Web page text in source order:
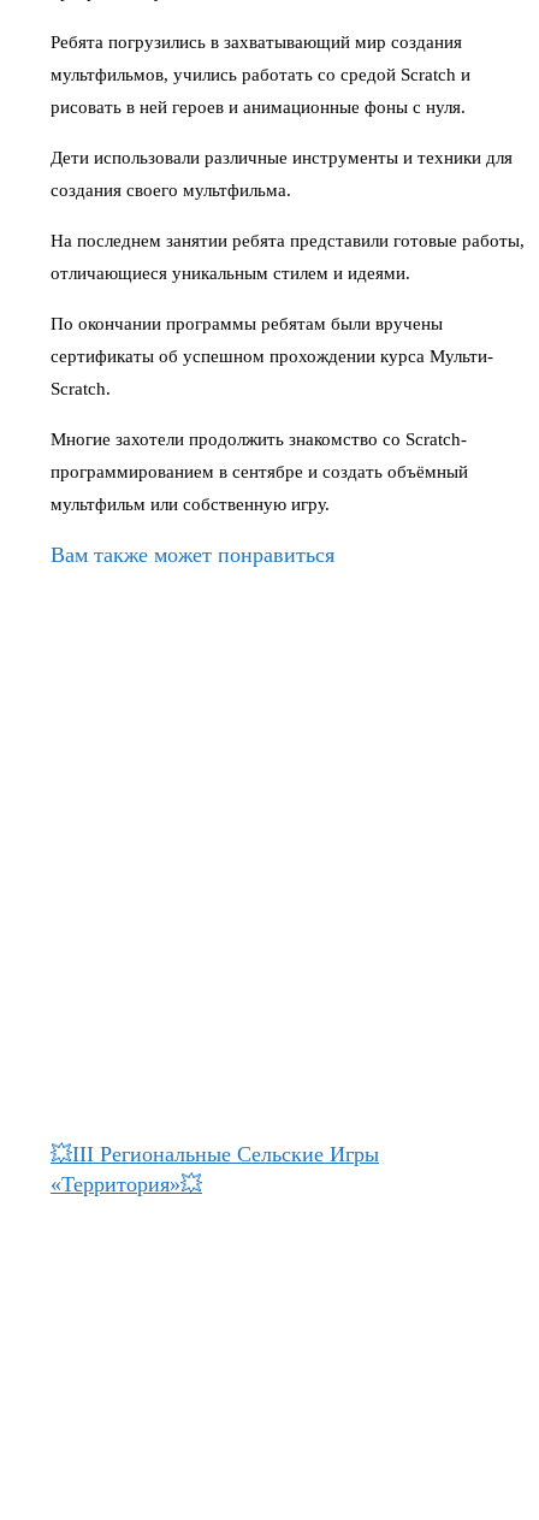
Ребята погрузились в захватывающий мир создания
мультфильмов, учились работать со средой Scratch и
рисовать в ней героев и анимационные фоны с нуля.
Дети использовали различные инструменты и техники для
создания своего мультфильма.
На последнем занятии ребята представили готовые работы,
отличающиеся уникальным стилем и идеями.
По окончании программы ребятам были вручены
сертификаты об успешном прохождении курса Мульти-
Scratch.
Многие захотели продолжить знакомство со Scratch-
программированием в сентябре и создать объёмный
мультфильм или собственную игру.
Вам также может понравиться
💥III Региональные Сельские Игры
«Территория»💥